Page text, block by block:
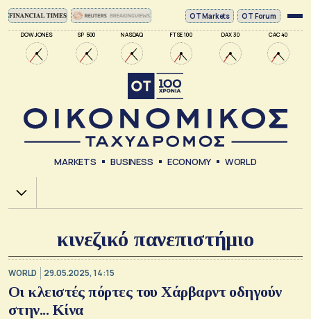
DOW JONES SP 500 NASDAQ FTSE 100 DAX 30 CAC 40
ΟΤ Markets OT Forum
MARKETS BUSINESS ECONOMY WORLD
Χ.Α.
κινεζικό πανεπιστήμιο
WORLD 29.05.2025, 14:15
Οι κλειστές πόρτες του Χάρβαρντ οδηγούν
στην... Κίνα